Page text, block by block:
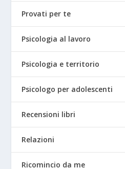
Provati per te
Psicologia al lavoro
Psicologia e territorio
Psicologo per adolescenti
Recensioni libri
Relazioni
Ricomincio da me